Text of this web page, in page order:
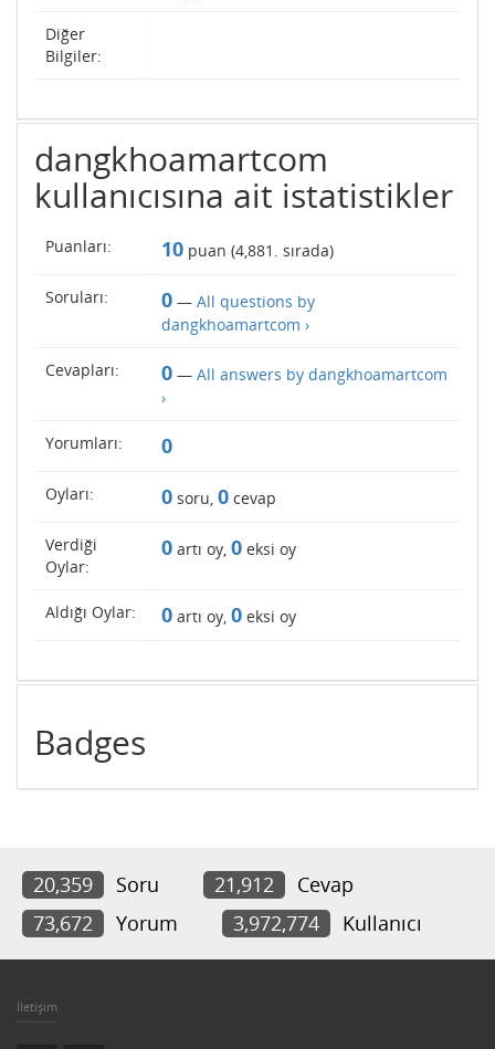
Diğer
Bilgiler:
dangkhoamartcom
kullanıcısına ait istatistikler
Puanları: 10 puan (4,881 . sırada)
Soruları: 0 — All questions by
dangkhoamartcom ›
Cevapları: 0 — All answers by dangkhoamartcom
›
Yorumları: 0
Oyları: 0 soru, 0 cevap
Verdiği
Oylar:
0 artı oy, 0 eksi oy
Aldığı Oylar: 0 artı oy, 0 eksi oy
Badges
20,359 Soru 21,912
Cevap
73,672
Yorum 3,972,774 Kullanıcı
İletişim